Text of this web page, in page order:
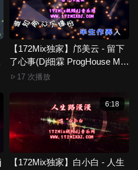
【172Mix独家】邝美云 - 留下
了心事(Dj细霖 ProgHouse Mix
粤语女)
17 次播放
6:18
【172Mix独家】白小白 - 人生